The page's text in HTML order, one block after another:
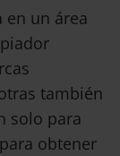
en un área
también
solo para
obtener